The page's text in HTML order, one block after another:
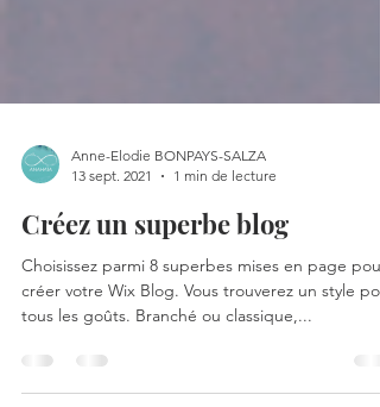
Anne-Elodie BONPAYS-SALZA
13 sept. 2021
1 min de lecture
Créez un superbe blog
Choisissez parmi 8 superbes mises en page pour
créer votre Wix Blog. Vous trouverez un style